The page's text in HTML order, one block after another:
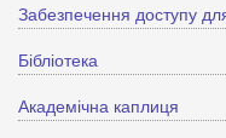
Забезпечення доступу
Бібліотека
Академічна каплиця